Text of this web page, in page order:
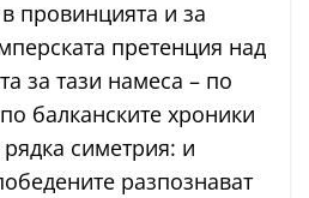
провинцията и за
претенция над
за тази намеса – по
балканските хроники
рядка симетрия: и
разпознават